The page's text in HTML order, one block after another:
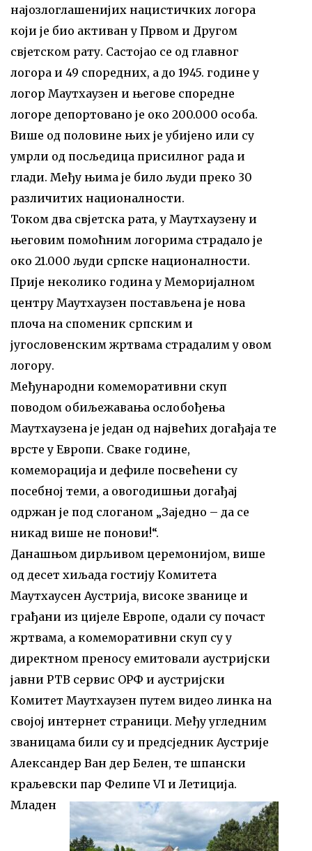
најозлоглашенијих нацистичких логора
који је био активан у Првом и Другом
свјетском рату. Састојао се од главног
логора и 49 споредних, а до 1945. године у
логор Маутхаузен и његове споредне
логоре депортовано је око 200.000 особа.
Више од половине њих је убијено или су
умрли од посљедица присилног рада и
глади. Међу њима је било људи преко 30
различитих националности.
Током два свјетска рата, у Маутхаузену и
његовим помоћним логорима страдало је
око 21.000 људи српске националности.
Прије неколико година у Меморијалном
центру Маутхаузен постављена је нова
плоча на споменик српским и
југословенским жртвама страдалим у овом
логору.
Међународни комеморативни скуп
поводом обиљежавања ослобођења
Маутхаузена је један од највећих догађаја те
врсте у Европи. Сваке године,
комеморација и дефиле посвећени су
посебној теми, а овогодишњи догађај
одржан је под слоганом „Заједно – да се
никад више не понови!“.
Данашњом дирљивом церемонијом, више
од десет хиљада гостију Комитета
Маутхаусен Аустрија, високе званице и
грађани из цијеле Европе, одали су почаст
жртвама, а комеморативни скуп су у
директном преносу емитовали аустријски
јавни РТВ сервис ОРФ и аустријски
Комитет Маутхаузен путем видео линка на
својој интернет страници. Међу угледним
званицама били су и предсједник Аустрије
Александер Ван дер Белен, те шпански
краљевски пар Фелипе VI и Летиција.
Младен